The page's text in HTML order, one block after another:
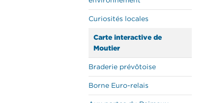
Curiosités locales
Carte interactive de
Moutier
Braderie prévôtoise
Borne Euro-relais